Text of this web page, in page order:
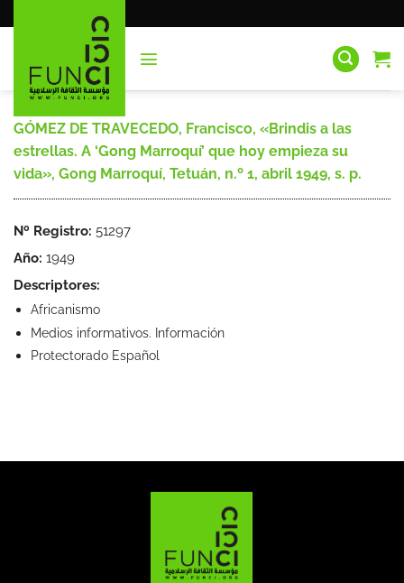
al
GÓMEZ DE TRAVECEDO, Francisco, «Brindis a las
estrellas. A ‘Gong Marroquí’ que hoy empieza su
vida», Gong Marroquí, Tetuán, n.º 1, abril 1949, s. p.
Nº Registro: 51297
Año: 1949
Descriptores:
Africanismo
Medios informativos. Información
Protectorado Español